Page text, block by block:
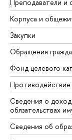
ЯПреподаватели и
Корпуса и
Закупки
Обращения
Фонд целевого
Противодействие
Сведения о
обязательствах
Сведения об